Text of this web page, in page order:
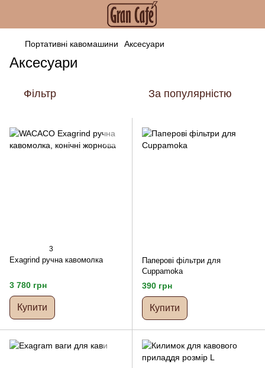
Портативні кавомашини Аксесуари
Аксесуари
Фільтр За популярністю
3
Exagrind ручна кавомолка
3 780 грн
Купити
Паперові фільтри для
Cuppamoka
390 грн
Купити